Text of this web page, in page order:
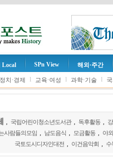
Local SPn View 해외·주간
정치·경제 l 교육·여성 l 과학·기술 l
국립어린이청소년도서관 독후활동
사람들의모임 남도음식 모금활동
야
국토도시디자인대전
이건음악회 수